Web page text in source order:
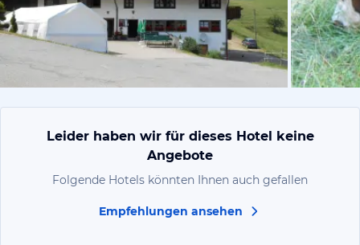
von
Leider haben wir für dieses Hotel keine
Angebote
Folgende Hotels könnten Ihnen auch gefallen
Empfehlungen ansehen